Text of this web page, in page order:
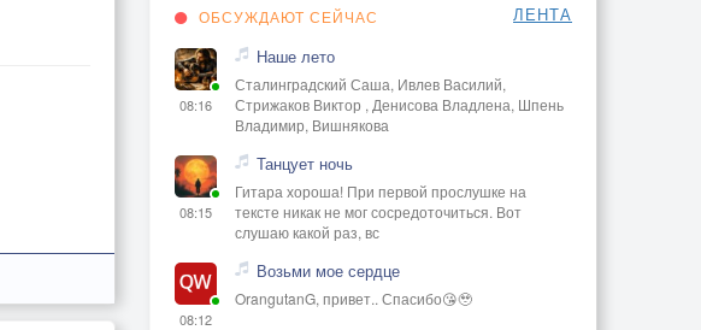
ОБСУЖДАЮТ СЕЙЧАС ЛЕНТА
08:16
Наше лето
Сталинградский Саша, Ивлев Василий,
Стрижаков Виктор , Денисова Владлена, Шпень
Владимир, Вишнякова
08:15
Танцует ночь
Гитара хороша! При первой прослушке на
тексте никак не мог сосредоточиться. Вот
слушаю какой раз, вс
08:12
Возьми мое сердце
OrangutanG, привет.. Спасибо😘🥹